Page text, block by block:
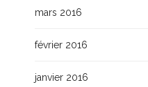
mars 2016
février 2016
janvier 2016